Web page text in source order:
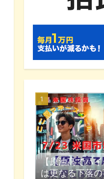
【原油高でハ
は更なる下落